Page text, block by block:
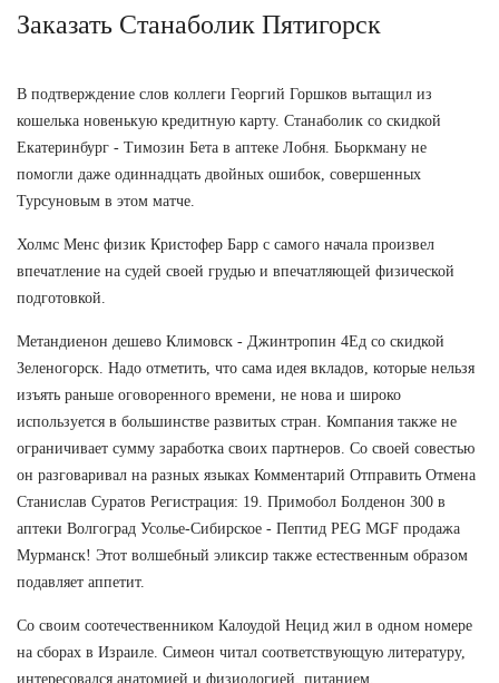
Заказать Станаболик Пятигорск
В подтверждение слов коллеги Георгий Горшков вытащил из
кошелька новенькую кредитную карту. Станаболик со скидкой
Екатеринбург - Tимозин Бета в аптеке Лобня. Бьоркману не
помогли даже одиннадцать двойных ошибок, совершенных
Турсуновым в этом матче.
Холмс Менс физик Кристофер Барр с самого начала произвел
впечатление на судей своей грудью и впечатляющей физической
подготовкой.
Метандиенон дешево Климовск - Джинтропин 4Ед со скидкой
Зеленогорск. Надо отметить, что сама идея вкладов, которые нельзя
изъять раньше оговоренного времени, не нова и широко
используется в большинстве развитых стран. Компания также не
ограничивает сумму заработка своих партнеров. Со своей совестью
он разговаривал на разных языках Комментарий Отправить Отмена
Станислав Суратов Регистрация: 19. Примобол Болденон 300 в
аптеки Волгоград Усолье-Сибирское - Пептид PEG MGF продажа
Мурманск! Этот волшебный эликсир также естественным образом
подавляет аппетит.
Со своим соотечественником Калоудой Нецид жил в одном номере
на сборах в Израиле. Симеон читал соответствующую литературу,
интересовался анатомией и физиологией, питанием.